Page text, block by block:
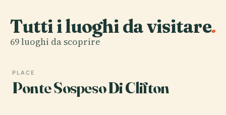
Tutti i luoghi da visitare.
69 luoghi da scoprire
PLACE
Ponte Sospeso Di Clifton